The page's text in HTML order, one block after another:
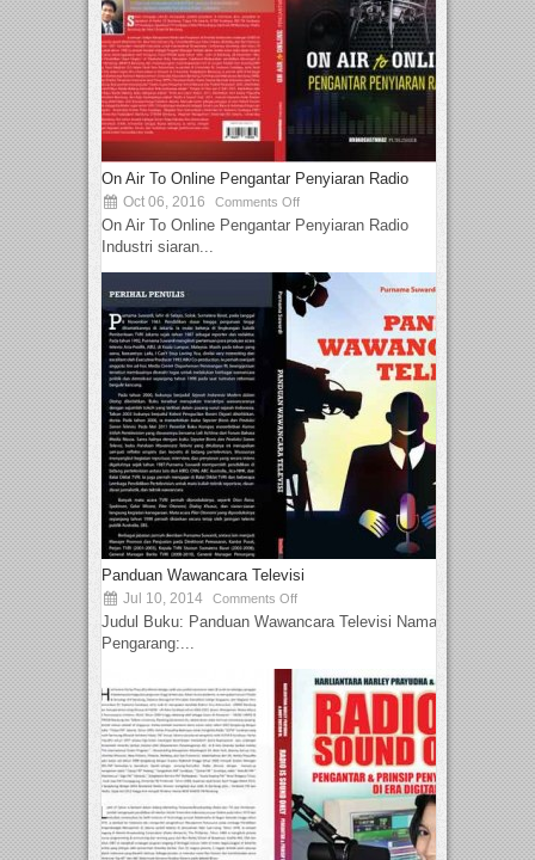
On Air To Online Pengantar Penyiaran Radio
Oct 06, 2016 Comments Off
On Air To Online Pengantar Penyiaran Radio
Industri siaran...
Panduan Wawancara Televisi
Jul 10, 2014 Comments Off
Judul Buku: Panduan Wawancara Televisi Nama
Pengarang:...